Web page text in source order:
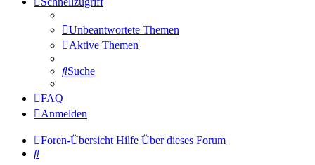
Unbeantwortete Themen
Aktive Themen
Suche
FAQ
Anmelden
Foren-Übersicht Hilfe Über dieses Forum
Suche